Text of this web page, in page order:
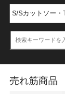
売れ筋商品